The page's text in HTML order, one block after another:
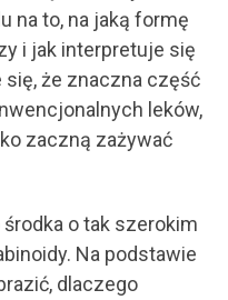
na to, na jaką formę
i jak interpretuje się
że znaczna część
leków,
zaczną zażywać
o tak szerokim
Na podstawie
dlaczego